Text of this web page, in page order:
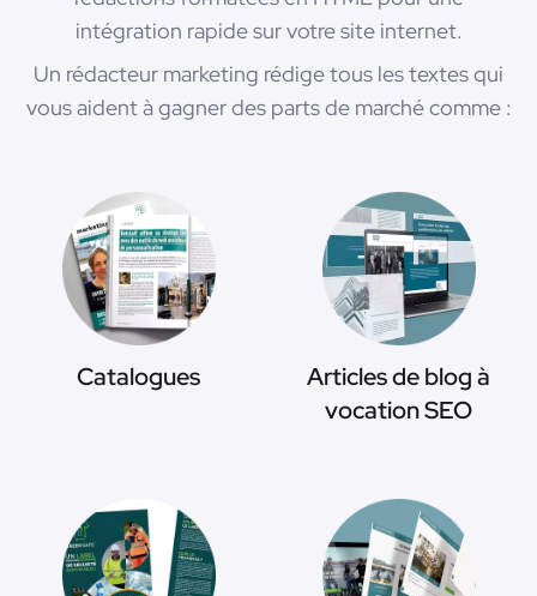
intégration rapide sur votre site internet.
Un rédacteur marketing rédige tous les textes qui
vous aident à gagner des parts de marché comme :
Catalogues
Articles de blog à
vocation SEO